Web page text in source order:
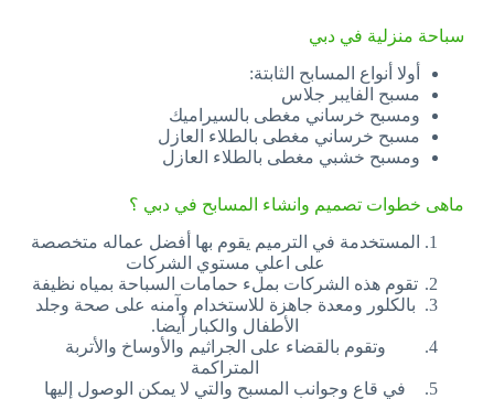
سباحة منزلية في دبي
أولا أنواع المسابح الثابتة:
مسبح الفايبر جلاس
ومسبح خرساني مغطى بالسيراميك
مسبح خرساني مغطى بالطلاء العازل
ومسبح خشبي مغطى بالطلاء العازل
ماهى خطوات تصميم وانشاء المسابح في دبي ؟
المستخدمة في الترميم يقوم بها أفضل عماله متخصصة
على اعلي مستوي الشركات
تقوم هذه الشركات بملء حمامات السباحة بمياه نظيفة
بالكلور ومعدة جاهزة للاستخدام وآمنه على صحة وجلد
الأطفال والكبار أيضا.
وتقوم بالقضاء على الجراثيم والأوساخ والأتربة
المتراكمة
في قاع وجوانب المسبح والتي لا يمكن الوصول إليها